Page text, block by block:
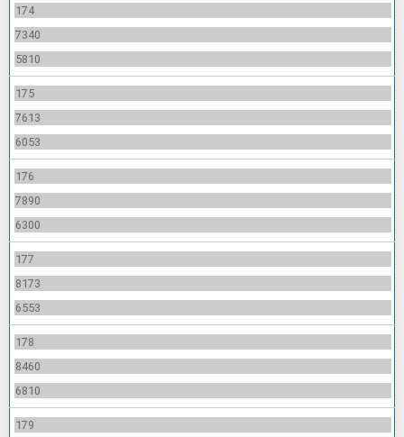
174
7340
5810
175
7613
6053
176
7890
6300
177
8173
6553
178
8460
6810
179